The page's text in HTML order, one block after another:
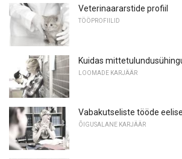
Veterinaararstide profiil
TÖÖPROFIILID
Kuidas
LOOMADE KARJÄÄR
Vabakutseliste tööde
ÕIGUSALANE KARJÄÄR